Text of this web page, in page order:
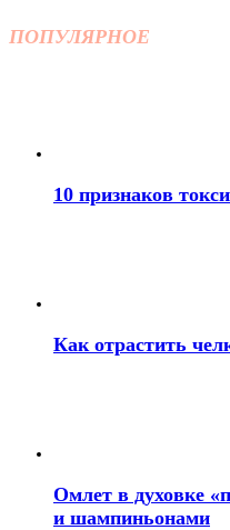
ПОПУЛЯРНОЕ
10 признаков
Как отрастить
Омлет в духовке
и шампиньонами